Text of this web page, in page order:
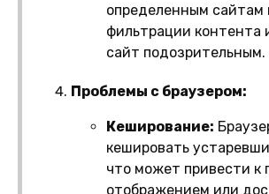
определенным сайтам
фильтрации контента
сайт подозрительным.
Проблемы с браузером:
Кеширование:
кешировать
что может привести к
отображением или